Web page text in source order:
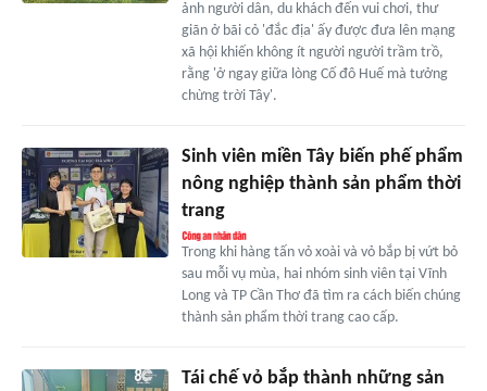
ảnh người dân, du khách đến vui chơi, thư
giãn ở bãi cỏ 'đắc địa' ấy được đưa lên mạng
xã hội khiến không ít người người trầm trồ,
rằng 'ở ngay giữa lòng Cố đô Huế mà tưởng
chừng trời Tây'.
Sinh viên miền Tây biến phế phẩm
nông nghiệp thành sản phẩm thời
trang
Trong khi hàng tấn vỏ xoài và vỏ bắp bị vứt bỏ
sau mỗi vụ mùa, hai nhóm sinh viên tại Vĩnh
Long và TP Cần Thơ đã tìm ra cách biến chúng
thành sản phẩm thời trang cao cấp.
Tái chế vỏ bắp thành những sản